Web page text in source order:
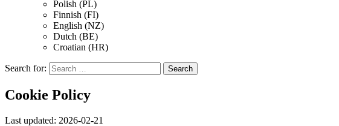
Polish (PL)
Finnish (FI)
English (NZ)
Dutch (BE)
Croatian (HR)
Search for:
Cookie Policy
Last updated: 2026-02-21